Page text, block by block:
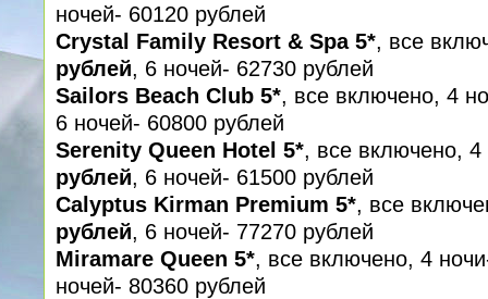
ночей- 60120 рублей
Crystal Family Resort & Spa 5*, все
рублей, 6 ночей- 62730 рублей
Sailors Beach Club 5*, все включено, 4
6 ночей- 60800 рублей
Serenity Queen Hotel 5*, все включено,
рублей, 6 ночей- 61500 рублей
Calyptus Kirman Premium 5*, все
рублей, 6 ночей- 77270 рублей
Miramare Queen 5*, все включено, 4
ночей- 80360 рублей